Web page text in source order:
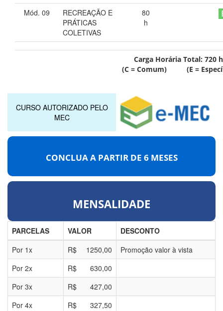
Mód. 09
RECREAÇÃO E
PRÁTICAS
COLETIVAS
80
h
Carga Horária Total: 720
(C = Comum) (E =
CURSO AUTORIZADO PELO
MEC
CONCLUA A PARTIR DE 6 MESES
MENSALIDADE
PARCELAS VALOR
DESCONTO
Por 1x R$ 1250,00
Promoção valor à vista
Por 2x R$
630,00
Por 3x R$
427,00
Por 4x R$
327,50